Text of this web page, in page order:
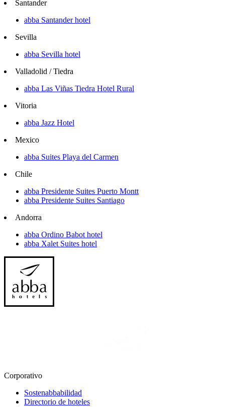
Santander
abba Santander hotel
Sevilla
abba Sevilla hotel
Valladolid / Tiedra
abba Las Viñas Tiedra Hotel Rural
Vitoria
abba Jazz Hotel
Mexico
abba Suites Playa del Carmen
Chile
abba Presidente Suites Puerto Montt
abba Presidente Suites Santiago
Andorra
abba Ordino Babot hotel
abba Xalet Suites hotel
Corporativo
Sostenabbabilidad
Directorio de hoteles